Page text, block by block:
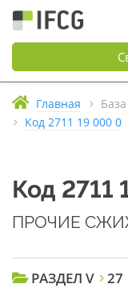
Главная
Код 2711 19 000 0
Код 2711
ПРОЧИЕ
РАЗДЕЛ V 27